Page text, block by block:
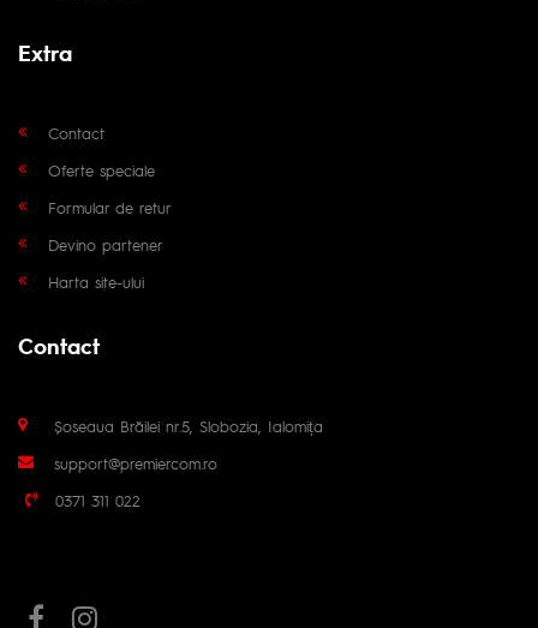
Extra
Contact
Oferte speciale
Formular de retur
Devino partener
Harta site-ului
Contact
Șoseaua Brăilei nr.5, Slobozia, Ialomița
support@premiercom.ro
0371 311 022